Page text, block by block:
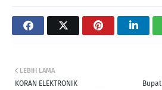
LEBIH LAMA
KORAN ELEKTRONIK